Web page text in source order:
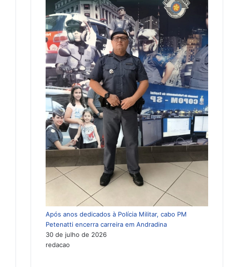
Após anos dedicados à Polícia Militar, cabo PM
Petenatti encerra carreira em Andradina
30 de julho de 2026
redacao